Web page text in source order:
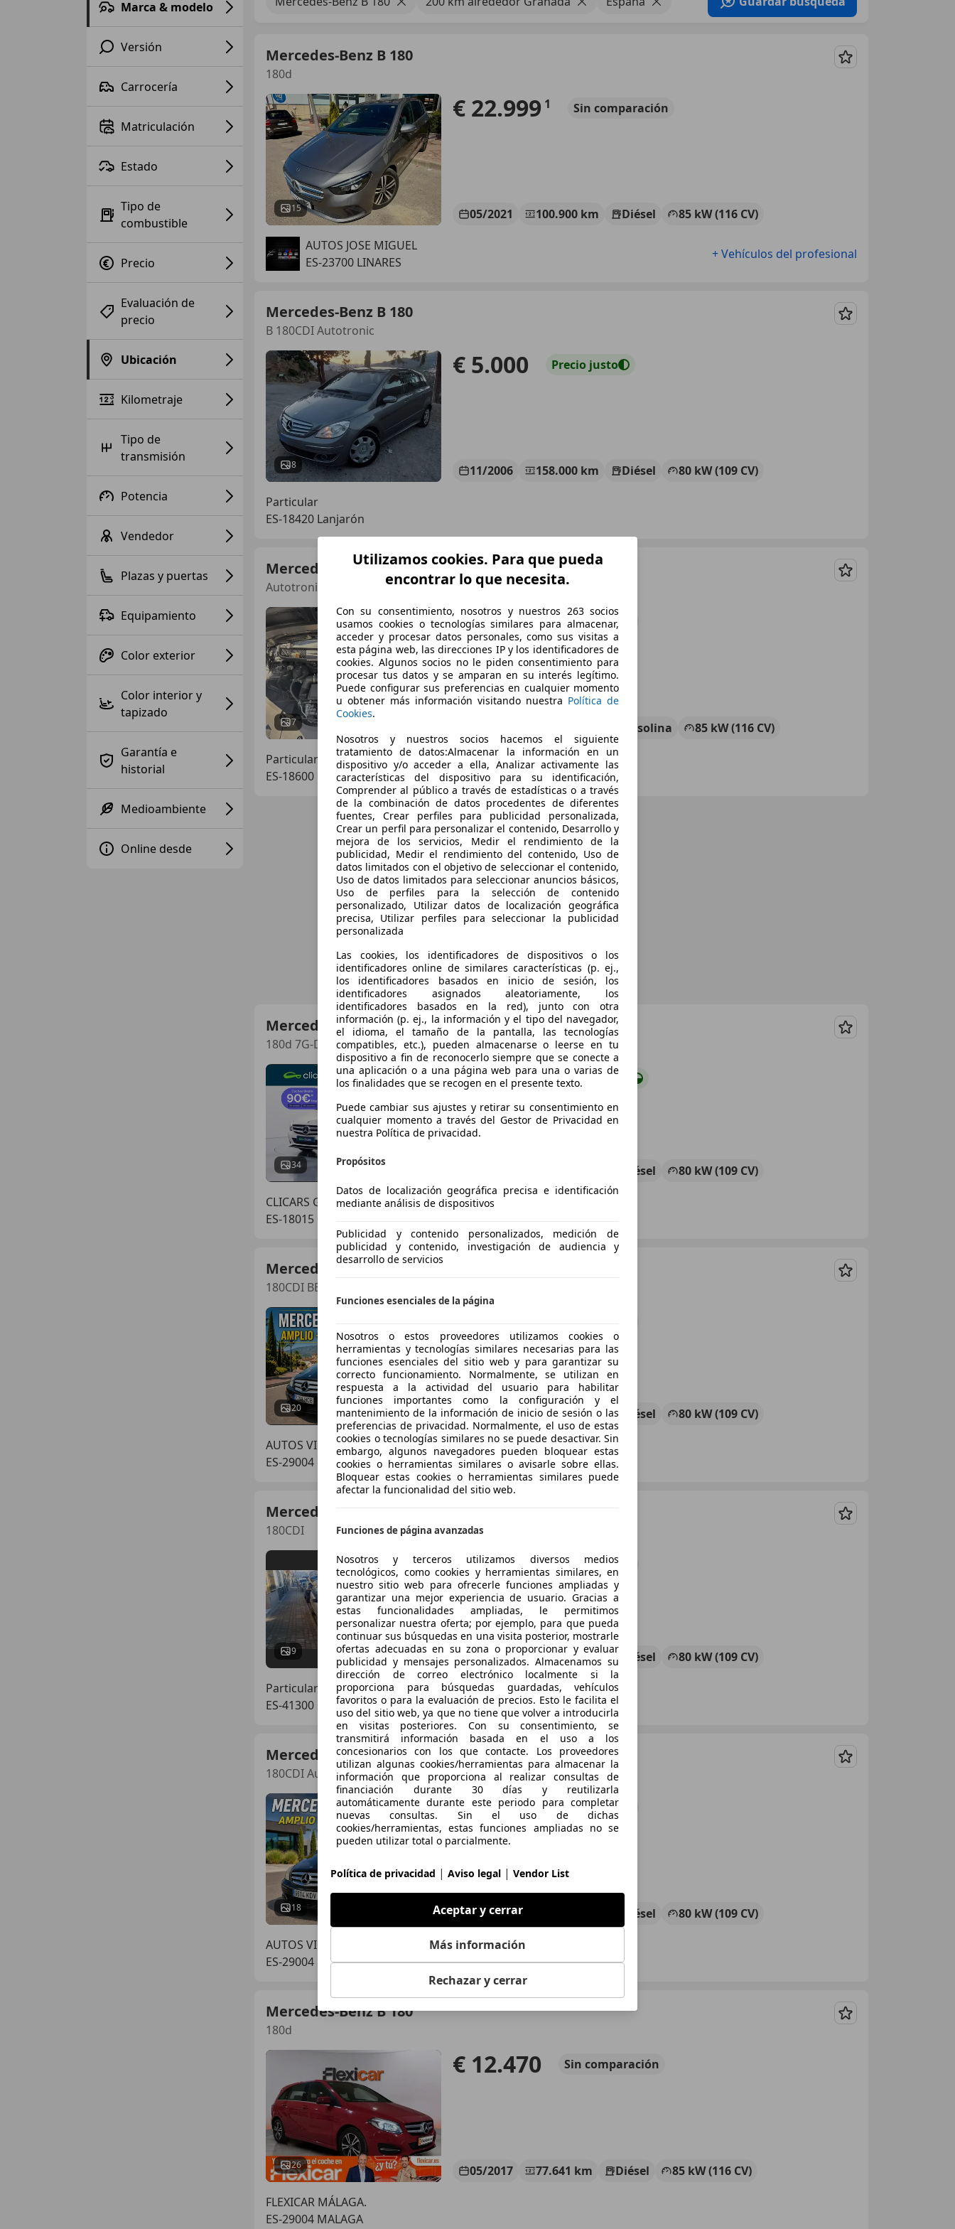
Marca & modelo
Versión
Carrocería
Matriculación
Estado
Tipo de
combustible
Precio
Evaluación de
precio
Ubicación
Kilometraje
Tipo de
transmisión
Potencia
Vendedor
Plazas y puertas
Equipamiento
Color exterior
Color interior y
tapizado
Garantía e
historial
Medioambiente
Online desde
Mercedes-Benz B 180
180d
Guardar
15
€ 22.999 1 Sin comparación
05/2021 100.900 km Diésel
85 kW (116 CV)
AUTOS JOSE MIGUEL
ES-23700 LINARES
+ Vehículos del profesional
Mercedes-Benz B 180
B 180CDI Autotronic
Guardar
8
€ 5.000 Precio justo
11/2006 158.000 km Diésel
80 kW (109 CV)
Particular
ES-18420 Lanjarón
Mercedes-Benz B 180
Autotronic
Guardar
7
€ 5.700 Súperoferta
Gasolina
85 kW (116 CV)
Particular
ES-18600 Motril
Mercedes-Benz B 180
180d 7G-DCT
Guardar
34
€ 12.790 Buen precio
Diésel
80 kW (109 CV)
CLICARS GRANADA
ES-18015 GRANADA
Mercedes-Benz B 180
180CDI BE 7G-DCT
Guardar
20 03/2011 257.000 km Diésel
80 kW (109 CV)
AUTOS VILLA ROSA
ES-29004 MÁLAGA
Mercedes-Benz B 180
180CDI
Guardar
9
€ 2.500 Súper oferta
10/2008 340.000 km Diésel
80 kW (109 CV)
Particular
ES-41300 sevilla
Mercedes-Benz B 180
180CDI Autotronic
Guardar
18
€ 4.500 Súper oferta
01/2008 Diésel
80 kW (109 CV)
AUTOS VILLA ROSA
ES-29004 MÁLAGA
Mercedes-Benz B 180
180d
Guardar
26
€ 12.470 Sin comparación
05/2017 77.641 km Diésel
85 kW (116 CV)
FLEXICAR MÁLAGA.
ES-29004 MALAGA
Utilizamos cookies. Para que pueda
encontrar lo que necesita.
Con su consentimiento, nosotros y nuestros 263 socios
usamos cookies o tecnologías similares para almacenar,
acceder y procesar datos personales, como sus visitas a
esta página web, las direcciones IP y los identificadores de
cookies. Algunos socios no le piden consentimiento para
procesar tus datos y se amparan en su interés legítimo.
Puede configurar sus preferencias en cualquier momento
u obtener más información visitando nuestra Política de
Cookies.
Nosotros y nuestros socios hacemos el siguiente
tratamiento de datos:Almacenar la información en un
dispositivo y/o acceder a ella, Analizar activamente las
características del dispositivo para su identificación,
Comprender al público a través de estadísticas o a través
de la combinación de datos procedentes de diferentes
fuentes, Crear perfiles para publicidad personalizada,
Crear un perfil para personalizar el contenido, Desarrollo y
mejora de los servicios, Medir el rendimiento de la
publicidad, Medir el rendimiento del contenido, Uso de
datos limitados con el objetivo de seleccionar el contenido,
Uso de datos limitados para seleccionar anuncios básicos,
Uso de perfiles para la selección de contenido
personalizado, Utilizar datos de localización geográfica
precisa, Utilizar perfiles para seleccionar la publicidad
personalizada
Las cookies, los identificadores de dispositivos o los
identificadores online de similares características (p. ej.,
los identificadores basados en inicio de sesión, los
identificadores asignados aleatoriamente, los
identificadores basados en la red), junto con otra
información (p. ej., la información y el tipo del navegador,
el idioma, el tamaño de la pantalla, las tecnologías
compatibles, etc.), pueden almacenarse o leerse en tu
dispositivo a fin de reconocerlo siempre que se conecte a
una aplicación o a una página web para una o varias de
los finalidades que se recogen en el presente texto.
Puede cambiar sus ajustes y retirar su consentimiento en
cualquier momento a través del Gestor de Privacidad en
nuestra Política de privacidad.
Propósitos
Datos de localización geográfica precisa e identificación
mediante análisis de dispositivos
Publicidad y contenido personalizados, medición de
publicidad y contenido, investigación de audiencia y
desarrollo de servicios
Funciones esenciales de la página
Nosotros o estos proveedores utilizamos cookies o
herramientas y tecnologías similares necesarias para las
funciones esenciales del sitio web y para garantizar su
correcto funcionamiento. Normalmente, se utilizan en
respuesta a la actividad del usuario para habilitar
funciones importantes como la configuración y el
mantenimiento de la información de inicio de sesión o las
preferencias de privacidad. Normalmente, el uso de estas
cookies o tecnologías similares no se puede desactivar. Sin
embargo, algunos navegadores pueden bloquear estas
cookies o herramientas similares o avisarle sobre ellas.
Bloquear estas cookies o herramientas similares puede
afectar la funcionalidad del sitio web.
Funciones de página avanzadas
Nosotros y terceros utilizamos diversos medios
tecnológicos, como cookies y herramientas similares, en
nuestro sitio web para ofrecerle funciones ampliadas y
garantizar una mejor experiencia de usuario. Gracias a
estas funcionalidades ampliadas, le permitimos
personalizar nuestra oferta; por ejemplo, para que pueda
continuar sus búsquedas en una visita posterior, mostrarle
ofertas adecuadas en su zona o proporcionar y evaluar
publicidad y mensajes personalizados. Almacenamos su
dirección de correo electrónico localmente si la
proporciona para búsquedas guardadas, vehículos
favoritos o para la evaluación de precios. Esto le facilita el
uso del sitio web, ya que no tiene que volver a introducirla
en visitas posteriores. Con su consentimiento, se
transmitirá información basada en el uso a los
concesionarios con los que contacte. Los proveedores
utilizan algunas cookies/herramientas para almacenar la
información que proporciona al realizar consultas de
financiación durante 30 días y reutilizarla
automáticamente durante este periodo para completar
nuevas consultas. Sin el uso de dichas
cookies/herramientas, estas funciones ampliadas no se
pueden utilizar total o parcialmente.
Política de privacidad | Aviso legal | Vendor List
Aceptar y cerrar
Más información
Rechazar y cerrar